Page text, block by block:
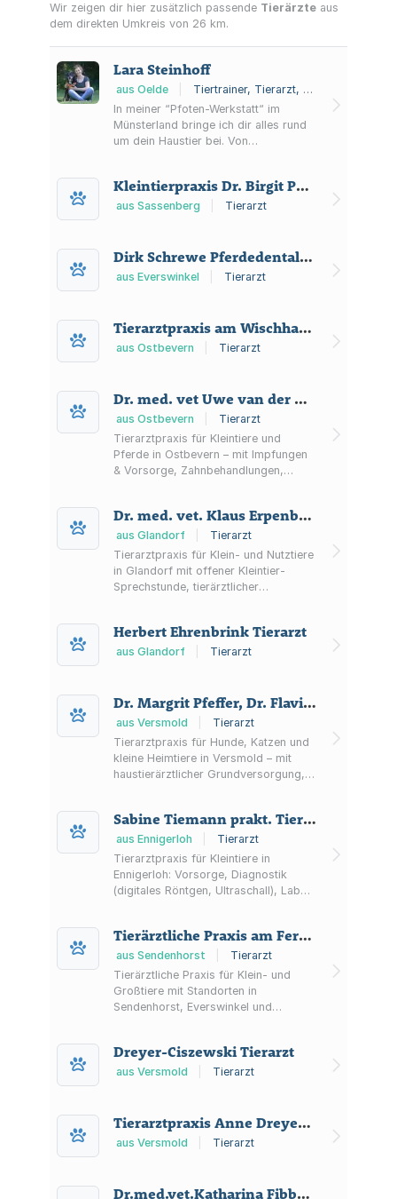
Wir zeigen dir hier zusätzlich passende Tierärzte aus
dem direkten Umkreis von 26 km.
Lara Steinhoff
aus Oelde
Tiertrainer, Tierarzt, Gassi-Service
In meiner “Pfoten-Werkstatt“ im
Münsterland bringe ich dir alles rund
um dein Haustier bei. Von
aktuellen Themen bis zur tierärztlichen
Verhaltenstherapie und Beratung.
entspanntes Zusammenleben mit
deinem Hund. In kleinen Gruppen oder
auch im Einzeltraining train...
Kleintierpraxis Dr. Birgit Peters
aus Sassenberg Tierarzt
Dirk Schrewe Pferdedentalpraktiker
aus Everswinkel Tierarzt
Tierarztpraxis am Wischhaus Tierarzt
aus Ostbevern Tierarzt
Dr. med. vet Uwe van der Veer
aus Ostbevern
Tierarzt
Tierarztpraxis für Kleintiere und
Pferde in Ostbevern – mit Impfungen
& Vorsorge, Zahnbehandlungen,
für Tierhalter.
Dr. med. vet. Klaus Erpenbeck Tierärzte
aus Glandorf
Tierarzt
Tierarztpraxis für Klein- und Nutztiere
in Glandorf mit offener Kleintier-
Sprechstunde, tierärztlicher
Bestandsbetreuung u. a. für Schweine.
Herbert Ehrenbrink Tierarzt
aus Glandorf Tierarzt
Dr. Margrit Pfeffer, Dr. Flavia Schwerkötting & Dr. Carl-Philip Schwerkötting
aus Versmold
Tierarzt
Tierarztpraxis für Hunde, Katzen und
kleine Heimtiere in Versmold – mit
haustierärztlicher Grundversorgung,
Sabine Tiemann prakt. Tierärztin
aus Ennigerloh
Tierarzt
Tierarztpraxis für Kleintiere in
Ennigerloh: Vorsorge, Diagnostik
(digitales Röntgen, Ultraschall), Labor,
Tierärztliche Praxis am Fernmeldeturm
aus Sendenhorst
Tierarzt
Tierärztliche Praxis für Klein- und
Großtiere mit Standorten in
Sendenhorst, Everswinkel und
Kleintiere sowie Vor-Ort-
Behandlungen im Stall.
Dreyer-Ciszewski Tierarzt
aus Versmold Tierarzt
Tierarztpraxis Anne Dreyer-Ciszweski
aus Versmold Tierarzt
Dr.med.vet.Katharina Fibbe Kleintierpraxis